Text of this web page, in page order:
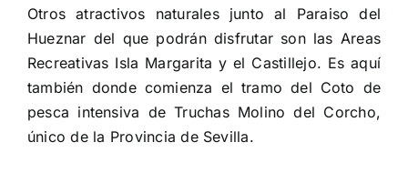
Otros atractivos naturales junto al Paraiso del
Hueznar del que podrán disfrutar son las Areas
Recreativas Isla Margarita y el Castillejo. Es aquí
también donde comienza el tramo del Coto de
pesca intensiva de Truchas Molino del Corcho,
único de la Provincia de Sevilla.